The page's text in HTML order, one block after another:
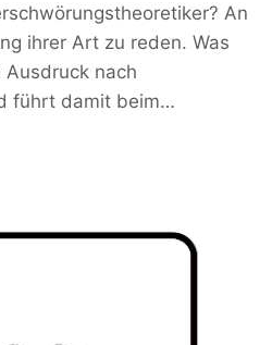
An
ihrer Art zu reden. Was
nach
führt damit beim…